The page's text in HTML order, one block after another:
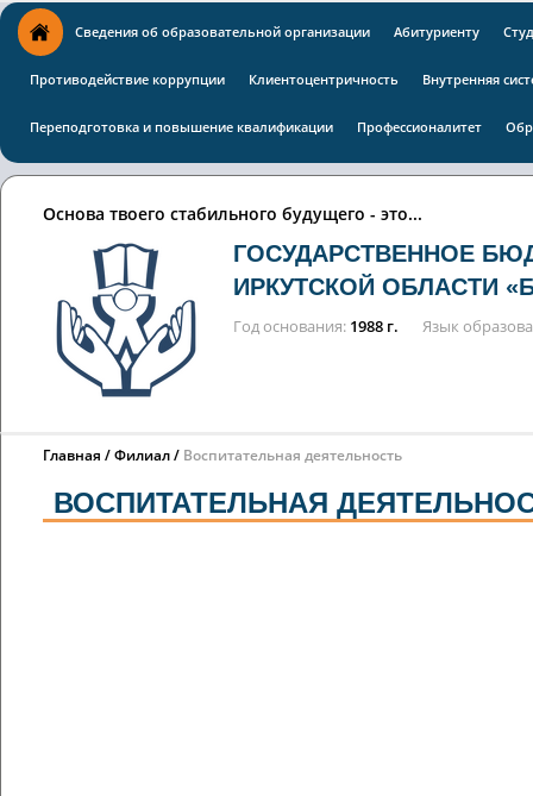
Сведения об образовательной организации Абитуриенту
Противодействие коррупции Клиентоцентричность Внутренняя
Переподготовка и повышение квалификации Профессионалитет
Основа твоего стабильного будущего - это...
ГОСУДАРСТВЕННОЕ
ИРКУТСКОЙ ОБЛАСТИ
Год основания 1988 г. Язык
Главная Филиал Воспитательная деятельность
ВОСПИТАТЕЛЬНАЯ